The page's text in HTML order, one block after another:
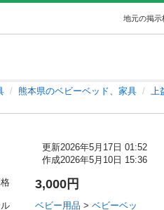
地元の掲示
熊本県のベビーベッド、家具
上
更新2026年5月17日 01:52
作成2026年5月10日 15:36
3,000円
ベビー用品 > ベビーベッ